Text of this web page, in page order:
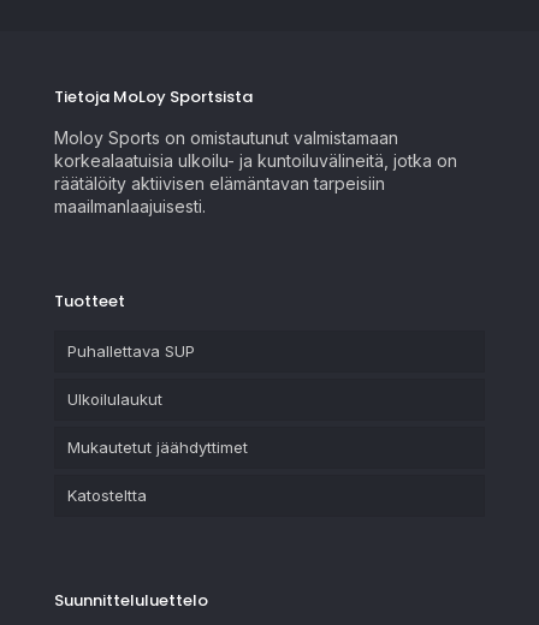
Tietoja MoLoy Sportsista
Moloy Sports on omistautunut valmistamaan
korkealaatuisia ulkoilu- ja kuntoiluvälineitä, jotka on
räätälöity aktiivisen elämäntavan tarpeisiin
maailmanlaajuisesti.
Tuotteet
Puhallettava SUP
Ulkoilulaukut
Mukautetut jäähdyttimet
Katosteltta
Suunnitteluluettelo